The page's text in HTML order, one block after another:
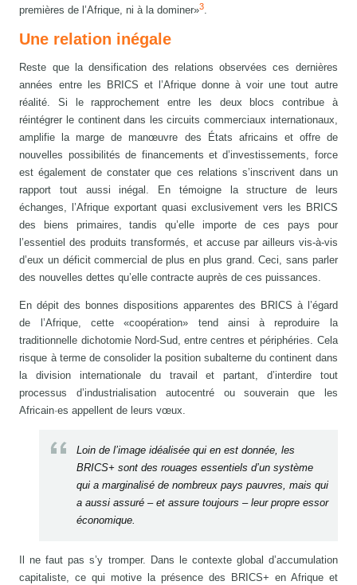
premières de l’Afrique, ni à la dominer»3.
Une relation inégale
Reste que la densification des relations observées ces dernières
années entre les BRICS et l’Afrique donne à voir une tout autre
réalité. Si le rapprochement entre les deux blocs contribue à
réintégrer le continent dans les circuits commerciaux internationaux,
amplifie la marge de manœuvre des États africains et offre de
nouvelles possibilités de financements et d’investissements, force
est également de constater que ces relations s’inscrivent dans un
rapport tout aussi inégal. En témoigne la structure de leurs
échanges, l’Afrique exportant quasi exclusivement vers les BRICS
des biens primaires, tandis qu’elle importe de ces pays pour
l’essentiel des produits transformés, et accuse par ailleurs vis-à-vis
d’eux un déficit commercial de plus en plus grand. Ceci, sans parler
des nouvelles dettes qu’elle contracte auprès de ces puissances.
En dépit des bonnes dispositions apparentes des BRICS à l’égard
de l’Afrique, cette «coopération» tend ainsi à reproduire la
traditionnelle dichotomie Nord-Sud, entre centres et périphéries. Cela
risque à terme de consolider la position subalterne du continent dans
la division internationale du travail et partant, d’interdire tout
processus d’industrialisation autocentré ou souverain que les
Africain·es appellent de leurs vœux.
Loin de l’image idéalisée qui en est donnée, les
BRICS+ sont des rouages essentiels d’un système
qui a marginalisé de nombreux pays pauvres, mais qui
a aussi assuré – et assure toujours – leur propre essor
économique.
Il ne faut pas s’y tromper. Dans le contexte global d’accumulation
capitaliste, ce qui motive la présence des BRICS+ en Afrique et